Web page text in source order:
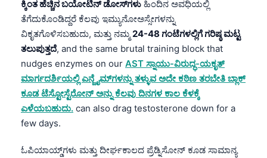
ಕ್ಕಿಂತ ಹೆಚ್ಚಿನ ಬಯೋಟಿನ್ ಡೋಸ್‌ಗಳು ಹಿಂದಿನ ಅವಧಿಯಲ್ಲಿ
ತೆಗೆದುಕೊಂಡಿದ್ದರೆ ಕೆಲವು ಇಮ್ಯುನೋಅಸ್ಸೇಗಳನ್ನು
ವಿಕೃತಗೊಳಿಸಬಹುದು, ಮತ್ತು ನಮ್ಮ 24-48 ಗಂಟೆಗಳಲ್ಲಿಗೆ ಗರಿಷ್ಠ ಮಟ್ಟ
ತಲುಪುತ್ತದೆ, and the same brutal training block that
nudges enzymes on our AST ಸ್ನಾಯು-ವಿರುದ್ಧ-ಯಕೃತ್
ಮಾರ್ಗದರ್ಶಿಯಲ್ಲಿ ಎನ್ಜೈಮ್‌ಗಳನ್ನು ತಳ್ಳುವ ಅದೇ ಕಠಿಣ ತರಬೇತಿ ಬ್ಲಾಕ್
ಕೂಡ ಟೆಸ್ಟೋಸ್ಟೆರೋನ್ ಅನ್ನು ಕೆಲವು ದಿನಗಳ ಕಾಲ ಕೆಳಕ್ಕೆ
ಎಳೆಯಬಹುದು. can also drag testosterone down for a
few days.
ಓಪಿಯಾಯ್ಡ್‌ಗಳು ಮತ್ತು ದೀರ್ಘಕಾಲದ ಪ್ರೆಡ್ನಿಸೋನ್ ಕೂಡ ಸಾಮಾನ್ಯ
Svenska
Bosanski
Azərbaycan dili
Eesti
日本語
Čeština
ქართული
Русский